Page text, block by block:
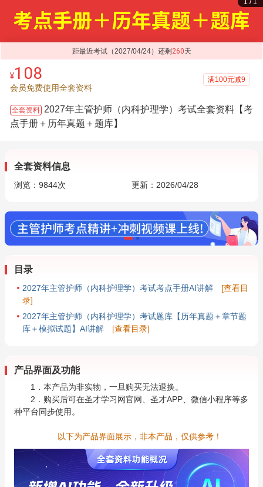
1 / 1
距最近考试（2027/04/24）还剩 260天
¥108
会员免费使用全套资料
满100元减9
全套资料 2027年主管护师（内科护理学）考试全套资料【考
点手册＋历年真题＋题库】
全套资料信息
浏览： 9844次 更新：2026/04/28
目录
2027年主管护师（内科护理学）考试考点手册AI讲解
[查看目
录]
2027年主管护师（内科护理学）考试题库【历年真题＋章节题
库＋模拟试题】AI讲解
[查看目录]
产品界面及功能
1．本产品为非实物，一旦购买无法退换。
2．购买后可在圣才学习网官网、圣才APP、微信小程序等多
种平台同步使用。
以下为产品界面展示，非本产品，仅供参考！